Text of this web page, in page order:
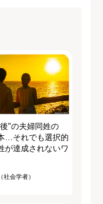
"の夫婦同姓の
…それでも選択的
が達成されないワ
社会学者）